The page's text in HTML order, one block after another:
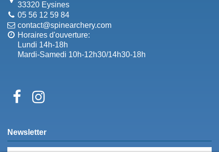
33320 Eysines
05 56 12 59 84
contact@spinearchery.com
Horaires d'ouverture:
Lundi 14h-18h
Mardi-Samedi 10h-12h30/14h30-18h
Newsletter